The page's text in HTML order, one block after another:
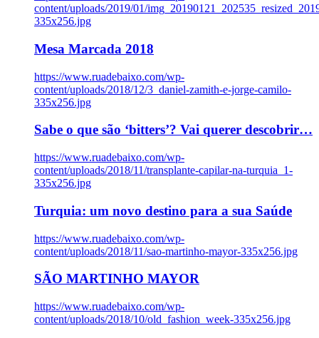
content/uploads/2019/01/
335x256.jpg
Mesa Marcada 2018
https://www.ruadebaixo.com/wp-
content/uploads/2018/12/3_daniel-zamith-e-jorge-camilo-
335x256.jpg
Sabe o que são ‘bitters’? Vai querer descobrir…
https://www.ruadebaixo.com/wp-
content/uploads/2018/11/transplante-capilar-na-turquia_1-
335x256.jpg
Turquia: um novo destino para a sua Saúde
https://www.ruadebaixo.com/wp-
content/uploads/2018/11/sao-martinho-mayor-335x256.jpg
SÃO MARTINHO MAYOR
https://www.ruadebaixo.com/wp-
content/uploads/2018/10/old_fashion_week-335x256.jpg